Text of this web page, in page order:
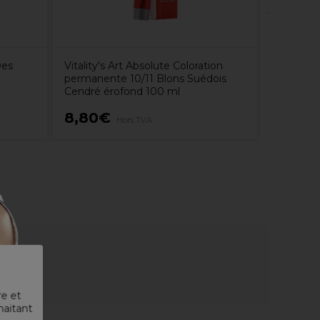
et
Vitality's Art Absolute Coloration
permanente 10/11 Blons Suédois
Cendré érofond 100 ml
8,80€